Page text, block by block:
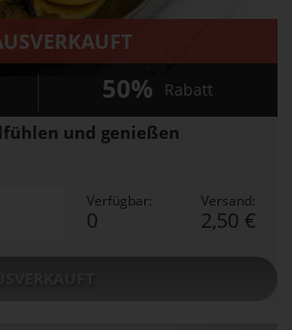
und genießen
50% Rabatt
Verfügbar:
0
Versand:
2,50 €